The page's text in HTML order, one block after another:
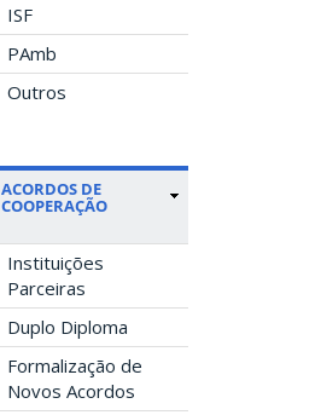
ISF
PAmb
Outros
ACORDOS DE
COOPERAÇÃO
Instituições
Parceiras
Duplo Diploma
Formalização de
Novos Acordos